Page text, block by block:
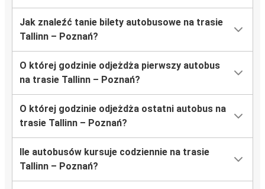
Jak znaleźć tanie bilety autobusowe na trasie
Tallinn – Poznań?
O której godzinie odjeżdża pierwszy autobus
na trasie Tallinn – Poznań?
O której godzinie odjeżdża ostatni autobus na
trasie Tallinn – Poznań?
Ile autobusów kursuje codziennie na trasie
Tallinn – Poznań?